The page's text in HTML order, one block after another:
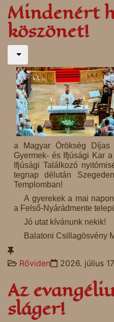
Mindenért
köszönet!
a Magyar Örökség Díjas
Gyermek- és Ifjúsági Kar
Ifjúsági Találkozó
tegnap délután
Templomban!
A gyerekek a mai
a Felső-Nyárádmente
Jó utat kívánunk nekik!
Balatoni Csillagösvény
Rőviden 2026. július
Az
sláger!